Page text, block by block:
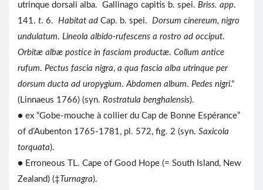
utrinque dorsali alba. Gallinago capitis b. spei. Briss. app.
141. t. 6. Habitat ad Cap. b. spei. Dorsum cinereum, nigro
undulatum. Lineola albido-rufescens a rostro ad occiput.
Orbitæ albæ postice in fasciam productæ. Collum antice
rufum. Pectus fascia nigra, a qua fascia alba utrinque per
dorsum ducta ad uropygium.Abdomen album. Pedes nigri."
(Linnaeus 1766) (syn. Rostratula benghalensis).
● ex “Gobe-mouche à collier du Cap de Bonne Espérance”
of d’Aubenton 1765-1781, pl. 572, fig. 2 (syn. Saxicola
torquata).
● Erroneous TL. Cape of Good Hope (= South Island, New
Zealand) (‡ Turnagra).